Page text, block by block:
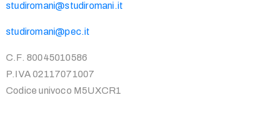
studiromani@studiromani.it
studiromani@pec.it
C.F. 80045010586
P.IVA 02117071007
Codice univoco M5UXCR1